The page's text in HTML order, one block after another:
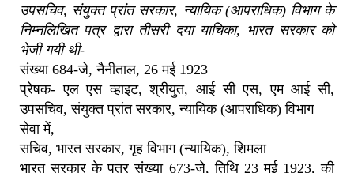
उपसचिव, संयुक्त प्रांत सरकार, न्यायिक (आपराधिक) विभाग के
निम्नलिखित पत्र द्वारा तीसरी दया याचिका, भारत सरकार को
भेजी गयी थी-
संख्या 684-जे, नैनीताल, 26 मई 1923
प्रेषक- एल एस व्हाइट, श्रीयुत, आई सी एस, एम आई सी,
उपसचिव, संयुक्त प्रांत सरकार, न्यायिक (आपराधिक) विभाग
सेवा में,
सचिव, भारत सरकार, गृह विभाग (न्यायिक), शिमला
भारत सरकार के पत्र संख्या 673-जे, तिथि 23 मई 1923, की